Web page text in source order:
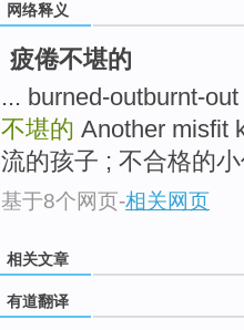
网络释义
疲倦不堪的
... burned-outburnt-
不堪的 Another misfit
流的孩子 ; 不合格的
基于8个网页-相关网页
相关文章
有道翻译